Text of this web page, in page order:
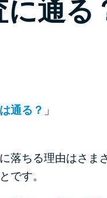
特
通る
通る？ 」
落ちる理由はさま
です。